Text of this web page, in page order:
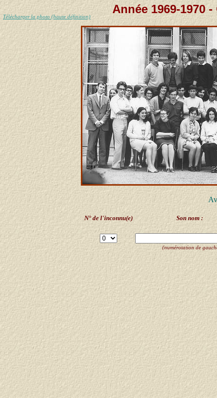
Télécharger la photo (haute définition)
Année 1969-1970
N° de l'inconnu(e) Son nom :
(numérotation de